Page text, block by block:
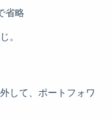
省略
。
して、ポートフォワ